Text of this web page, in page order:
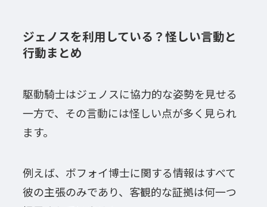
ジェノスを利用している？怪しい言動と
行動まとめ
駆動騎士はジェノスに協力的な姿勢を見せる
一方で、その言動には怪しい点が多く見られ
ます。
例えば、ボフォイ博士に関する情報はすべて
彼の主張のみであり、客観的な証拠は何一つ